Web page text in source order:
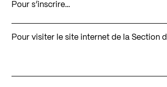
Pour s’inscrire…
Pour visiter le site internet de la Section